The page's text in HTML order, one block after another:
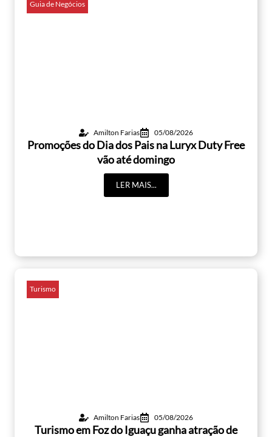
Guia de Negócios
Amilton Farias 05/08/2026
Promoções do Dia dos Pais na Luryx Duty Free
vão até domingo
LER MAIS...
Turismo
Amilton Farias 05/08/2026
Turismo em Foz do Iguaçu ganha atração de